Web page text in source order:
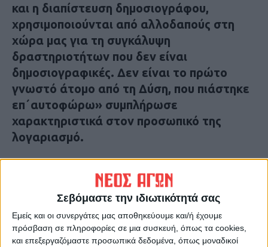
Σεβόμαστε την ιδιωτικότητά σας
Εμείς και οι συνεργάτες μας αποθηκεύουμε και/ή έχουμε
πρόσβαση σε πληροφορίες σε μια συσκευή, όπως τα cookies,
και επεξεργαζόμαστε προσωπικά δεδομένα, όπως μοναδικοί
και η διαπίστευση δημοσιογράφου,
χρησιμοποιούνται από αλλοδαπούς στη
χώρα μας για τη συγκάλυψη
δραστηριοτήτων που δεν είναι
δημοσιογραφικές. Δεν είναι το πρώτο
γνωστό άτομο από τη Δύση, που πιάστηκε
επ΄αυτοφώρω» συμπλήρωσε
χαρακτηριστικά στον προσωπικό της
λογαριασμό.
Υπενθυμίζεται ότι η ρωσική
Ομοσπονδιακή Υπηρεσία Ασφαλείας
(FSB) ανακοίνωσε ότι ο ανταποκριτής
της Wall Street JournalΊβαν
Γκερσκόβιτς συνελήφθηστην πόλη